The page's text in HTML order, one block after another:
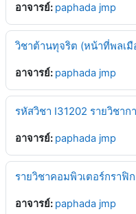
อาจารย์: paphada jmp
วิชาต้านทุจริต (หน้าที่พลเมื
อาจารย์: paphada jmp
รหัสวิชา I31202 รายวิชาก
อาจารย์: paphada jmp
รายวิชาคอมพิวเตอร์กราฟิ
อาจารย์: paphada jmp